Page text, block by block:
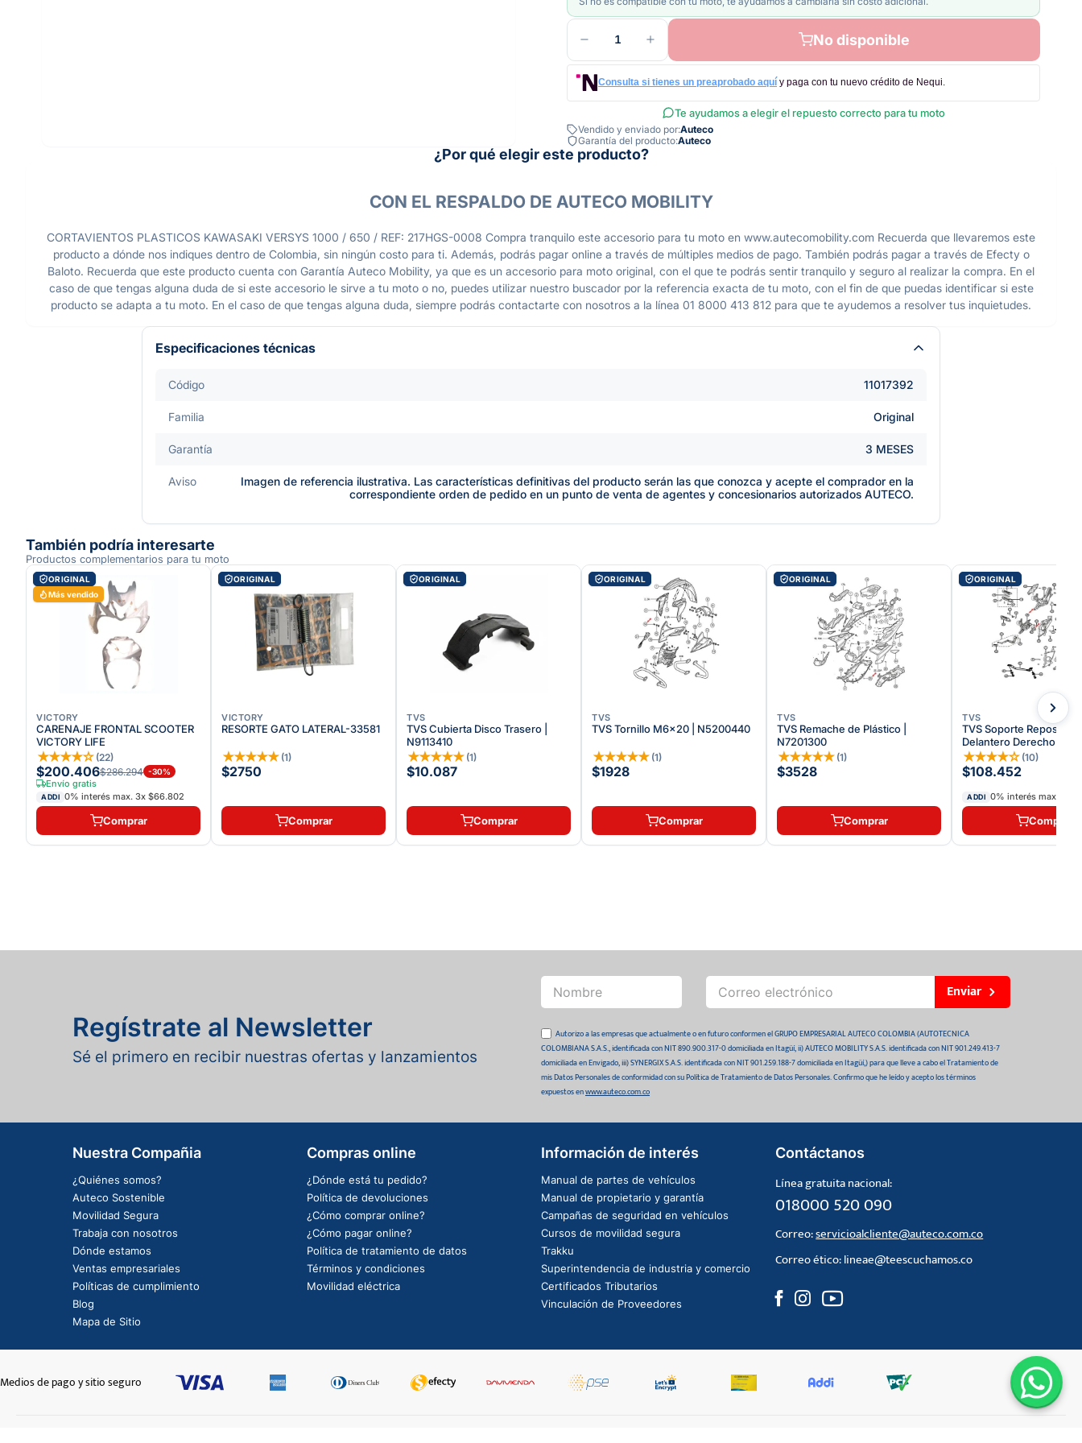
1 No disponible
Consulta si tienes un preaprobado aquí y paga con tu nuevo crédito de Nequi.
Te ayudamos a elegir el repuesto correcto para tu moto
Vendido y enviado por:Auteco
Garantía del producto:Auteco
¿Por qué elegir este producto?
CON EL RESPALDO DE AUTECO MOBILITY
CORTAVIENTOS PLASTICOS KAWASAKI VERSYS 1000 / 650 / REF: 217HGS-0008 Compra tranquilo este accesorio para tu moto en www.autecomobility.com Recuerda que llevaremos este
producto a dónde nos indiques dentro de Colombia, sin ningún costo para ti. Además, podrás pagar online a través de múltiples medios de pago. También podrás pagar a través de Efecty o
Baloto. Recuerda que este producto cuenta con Garantía Auteco Mobility, ya que es un accesorio para moto original, con el que te podrás sentir tranquilo y seguro al realizar la compra. En el
caso de que tengas alguna duda de si este accesorio le sirve a tu moto o no, puedes utilizar nuestro buscador por la referencia exacta de tu moto, con el fin de que puedas identificar si este
producto se adapta a tu moto. En el caso de que tengas alguna duda, siempre podrás contactarte con nosotros a la línea 01 8000 413 812 para que te ayudemos a resolver tus inquietudes.
Especificaciones técnicas
Código 11017392
Familia Original
Garantía 3 MESES
Aviso
Imagen de referencia ilustrativa. Las características definitivas del producto serán las que conozca y acepte el comprador en la
correspondiente orden de pedido en un punto de venta de agentes y concesionarios autorizados AUTECO.
También podría interesarte
Productos complementarios para tu moto
ORIGINAL
Más vendido
VICTORY
CARENAJE FRONTAL SCOOTER
VICTORY LIFE
★★★★☆ (22)
$200.406$286.294 -30%
Envío gratis
ADDI 0% interés max. 3x $66.802
Comprar
ORIGINAL
VICTORY
RESORTE GATO LATERAL-33581
★★★★★ (1)
$2750
Comprar
ORIGINAL
TVS
TVS Cubierta Disco Trasero |
N9113410
★★★★★ (1)
$10.087
Comprar
ORIGINAL
TVS
TVS Tornillo M6x20 | N5200440
★★★★★ (1)
$1928
Comprar
ORIGINAL
TVS
TVS Remache de Plástico |
N7201300
★★★★★ (1)
$3528
Comprar
ORIGINAL
TVS
TVS Soporte Reposapie
Delantero Derecho |
★★★★☆ (10)
$108.452
ADDI 0% interés max.
Comprar
Regístrate al Newsletter
Sé el primero en recibir nuestras ofertas y lanzamientos
Enviar
Autorizo a las empresas que actualmente o en futuro conformen el GRUPO EMPRESARIAL AUTECO COLOMBIA (AUTOTECNICA
COLOMBIANA S.A.S., identificada con NIT 890.900.317-0 domiciliada en Itagüí, ii) AUTECO MOBILITY S.A.S. identificada con NIT 901.249.413-7
domiciliada en Envigado, iii) SYNERGIX S.A.S. identificada con NIT 901.259.188-7 domiciliada en Itagüí,) para que lleve a cabo el Tratamiento de
mis Datos Personales de conformidad con su Política de Tratamiento de Datos Personales. Confirmo que he leído y acepto los términos
expuestos enwww.auteco.com.co
Nuestra Compañia
¿Quiénes somos?
Auteco Sostenible
Movilidad Segura
Trabaja con nosotros
Dónde estamos
Ventas empresariales
Políticas de cumplimiento
Blog
Mapa de Sitio
Compras online
¿Dónde está tu pedido?
Política de devoluciones
¿Cómo comprar online?
¿Cómo pagar online?
Política de tratamiento de datos
Términos y condiciones
Movilidad eléctrica
Información de interés
Manual de partes de vehículos
Manual de propietario y garantía
Campañas de seguridad en vehículos
Cursos de movilidad segura
Trakku
Superintendencia de industria y comercio
Certificados Tributarios
Vinculación de Proveedores
Contáctanos
Línea gratuita nacional:
018000 520 090
Correo:servicioalcliente@auteco.com.co
Correo ético:lineae@teescuchamos.co
Medios de pago y sitio seguro